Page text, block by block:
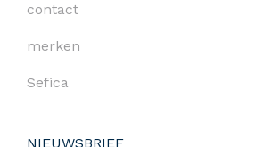
contact
merken
Sefica
NIEUWSBRIEF